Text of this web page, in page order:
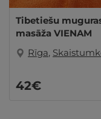
Tibetiešu
masāža VIENAM
Rīga,
42€